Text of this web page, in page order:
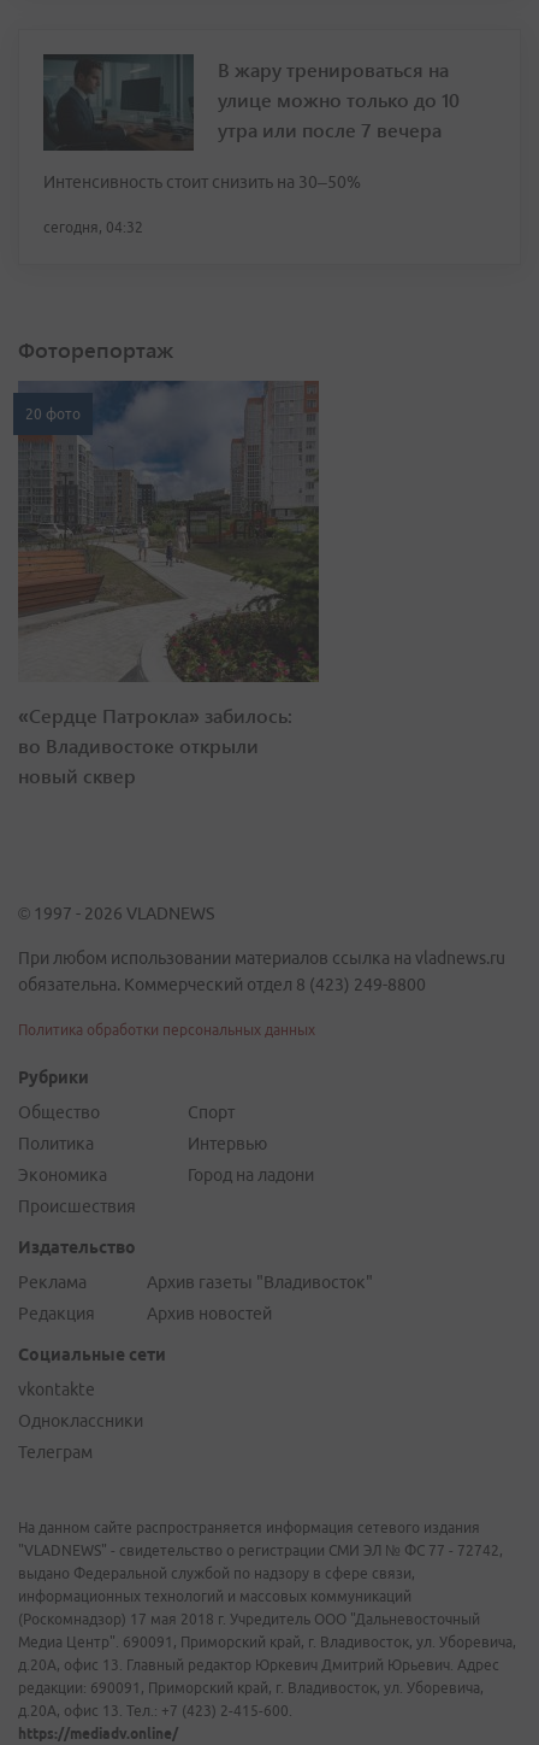
В жару тренироваться на
улице можно только до 10
утра или после 7 вечера
Интенсивность стоит снизить на 30–50%
сегодня, 04:32
Фоторепортаж
20 фото
«Сердце Патрокла» забилось:
во Владивостоке открыли
новый сквер
© 1997 - 2026 VLADNEWS
При любом использовании материалов ссылка на vladnews.ru
обязательна. Коммерческий отдел 8 (423) 249-8800
Политика обработки персональных данных
Рубрики
Общество
Политика
Экономика
Происшествия
Спорт
Интервью
Город на ладони
Издательство
Реклама
Редакция
Архив газеты "Владивосток"
Архив новостей
Социальные сети
vkontakte
Одноклассники
Телеграм
На данном сайте распространяется информация сетевого издания
"VLADNEWS" - свидетельство о регистрации СМИ ЭЛ № ФС 77 - 72742,
выдано Федеральной службой по надзору в сфере связи,
информационных технологий и массовых коммуникаций
(Роскомнадзор) 17 мая 2018 г. Учредитель ООО "Дальневосточный
Медиа Центр". 690091, Приморский край, г. Владивосток, ул. Уборевича,
д.20А, офис 13. Главный редактор Юркевич Дмитрий Юрьевич. Адрес
редакции: 690091, Приморский край, г. Владивосток, ул. Уборевича,
д.20А, офис 13. Тел.: +7 (423) 2-415-600.
https://mediadv.online/